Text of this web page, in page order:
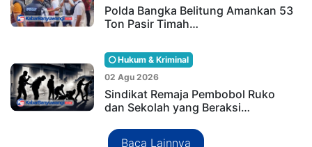
Polda Bangka Belitung Amankan 53
Ton Pasir Timah…
Hukum & Kriminal
02 Agu 2026
Sindikat Remaja Pembobol Ruko
dan Sekolah yang Beraksi…
Baca Lainnya